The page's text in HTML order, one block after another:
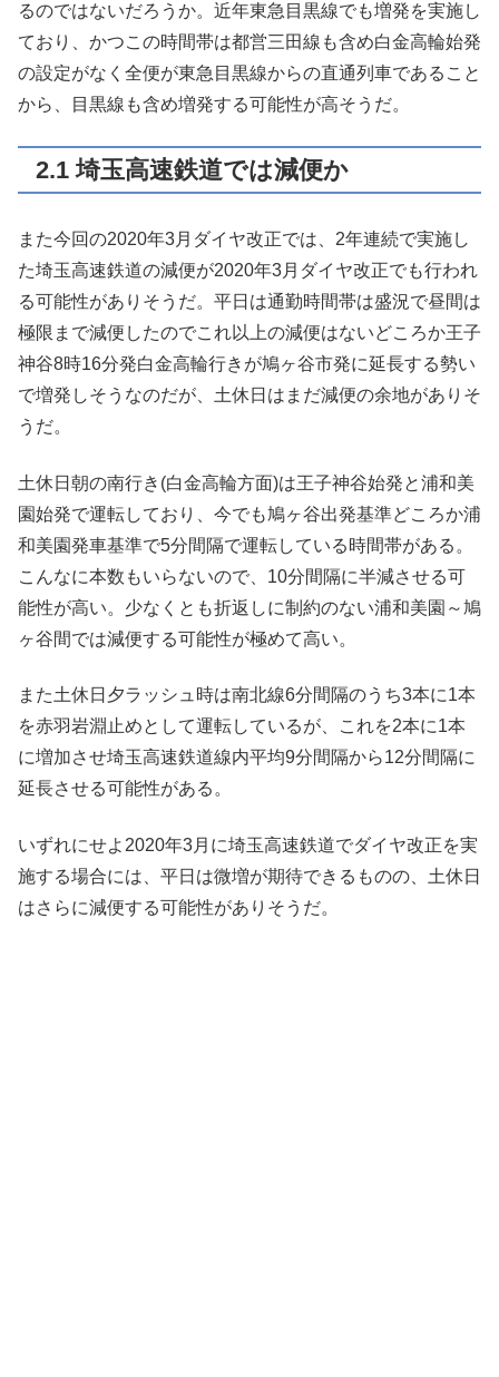
るのではないだろうか。近年東急目黒線でも増発を実施し
ており、かつこの時間帯は都営三田線も含め白金高輪始発
の設定がなく全便が東急目黒線からの直通列車であること
から、目黒線も含め増発する可能性が高そうだ。
2.1 埼玉高速鉄道では減便か
また今回の2020年3月ダイヤ改正では、2年連続で実施し
た埼玉高速鉄道の減便が2020年3月ダイヤ改正でも行われ
る可能性がありそうだ。平日は通勤時間帯は盛況で昼間は
極限まで減便したのでこれ以上の減便はないどころか王子
神谷8時16分発白金高輪行きが鳩ヶ谷市発に延長する勢い
で増発しそうなのだが、土休日はまだ減便の余地がありそ
うだ。
土休日朝の南行き(白金高輪方面)は王子神谷始発と浦和美
園始発で運転しており、今でも鳩ヶ谷出発基準どころか浦
和美園発車基準で5分間隔で運転している時間帯がある。
こんなに本数もいらないので、10分間隔に半減させる可
能性が高い。少なくとも折返しに制約のない浦和美園～鳩
ヶ谷間では減便する可能性が極めて高い。
また土休日夕ラッシュ時は南北線6分間隔のうち3本に1本
を赤羽岩淵止めとして運転しているが、これを2本に1本
に増加させ埼玉高速鉄道線内平均9分間隔から12分間隔に
延長させる可能性がある。
いずれにせよ2020年3月に埼玉高速鉄道でダイヤ改正を実
施する場合には、平日は微増が期待できるものの、土休日
はさらに減便する可能性がありそうだ。